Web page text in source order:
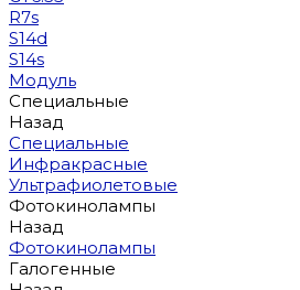
R7s
S14d
S14s
Модуль
Специальные
Назад
Специальные
Инфракрасные
Ультрафиолетовые
Фотокинолампы
Назад
Фотокинолампы
Галогенные